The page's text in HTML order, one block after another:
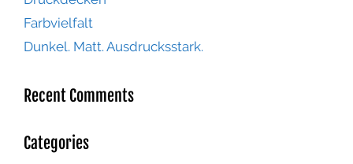
Farbvielfalt
Dunkel. Matt. Ausdrucksstark.
Recent Comments
Categories